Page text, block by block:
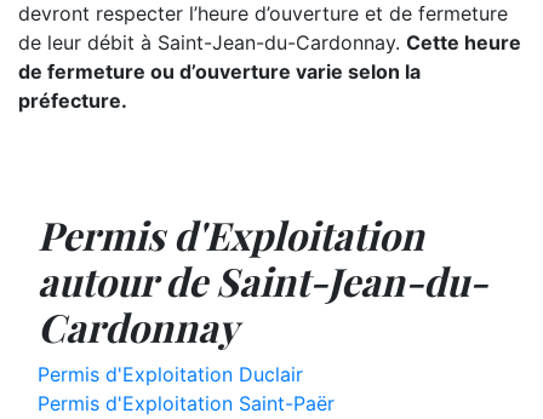
devront respecter l’heure d’ouverture et de fermeture
de leur débit à Saint-Jean-du-Cardonnay. Cette heure
de fermeture ou d’ouverture varie selon la
préfecture.
Permis d'Exploitation
autour de Saint-Jean-du-
Cardonnay
Permis d'Exploitation Duclair
Permis d'Exploitation Saint-Paër